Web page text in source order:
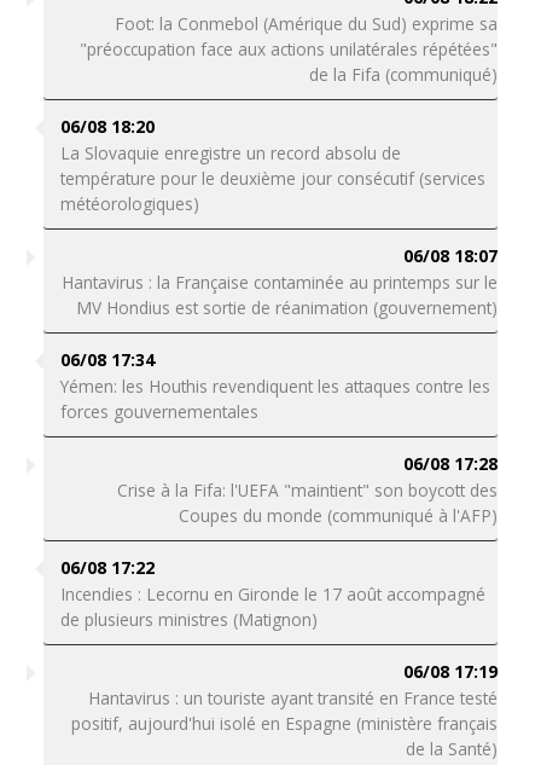
Foot: la Conmebol (Amérique du Sud) exprime sa
"préoccupation face aux actions unilatérales répétées"
de la Fifa (communiqué)
06/08 18:20
La Slovaquie enregistre un record absolu de
température pour le deuxième jour consécutif (services
météorologiques)
06/08 18:07
Hantavirus : la Française contaminée au printemps sur le
MV Hondius est sortie de réanimation (gouvernement)
06/08 17:34
Yémen: les Houthis revendiquent les attaques contre les
forces gouvernementales
06/08 17:28
Crise à la Fifa: l'UEFA "maintient" son boycott des
Coupes du monde (communiqué à l'AFP)
06/08 17:22
Incendies : Lecornu en Gironde le 17 août accompagné
de plusieurs ministres (Matignon)
06/08 17:19
Hantavirus : un touriste ayant transité en France testé
positif, aujourd'hui isolé en Espagne (ministère français
de la Santé)